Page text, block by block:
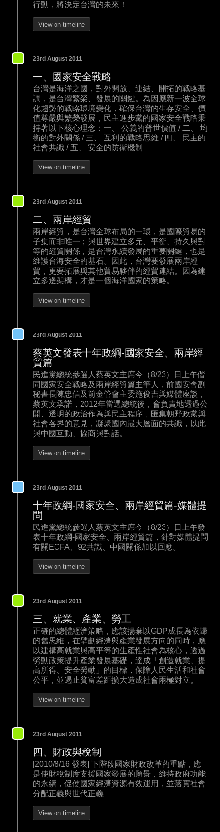
行動，將決定台灣的未來！
View on timeline
23rd August 2011
一、國家安全戰略
台灣是海洋之國，對外開放、連結、開拓的戰略基
調，是台灣繁榮、發展的關鍵。為因應新一波全球
化趨勢的戰略環境變化，確保台灣的生存安全、價
值尊嚴與繁榮發展，民主進步黨的國家安全戰略秉
持著以下核心理念：一、 公義的普世價值 / 二、 均
衡的對外關係 / 三、 互利的戰略思維 / 四、 民主的
社會共識 / 五、 安全的防衛機制
View on timeline
23rd August 2011
二、兩岸經貿
兩岸經貿，是台灣全球布局的一環，是國際貿易的
子集而非唯一；與世界建立多元、平衡、持久與對
等的經貿關係，是台灣永續發展的重要關鍵，也是
維護台海安全的基石。因此，台灣要發展兩岸經
貿，更要拓展與其他貿易夥伴的經貿連結。因為建
立多邊架構，才是一個海洋國家的策略。
View on timeline
23rd August 2011
蔡英文發表十年政綱-國家安全、兩岸經
貿篇
民進黨總統參選人蔡英文主席今（8/23）日上午偕
同國家安全戰略及兩岸經貿篇主筆人，前國安會副
秘書長陳忠信及前金管會主委施俊吉與媒體座談，
蔡英文承諾，2012年當選總統後，會負責地透過公
開、透明的政治作為與民主程序，匯集朝野政黨與
社會各界的意見，凝聚國內最大層面的共識，以此
與中國互動、協商與對話。
View on timeline
23rd August 2011
十年政綱-國家安全、兩岸經貿篇-媒體提
問
民進黨總統參選人蔡英文主席今（8/23）日上午發
表十年政綱-國家安全、兩岸經貿篇，針對媒體提問
有關ECFA、92共識、中國關係加以回應。
View on timeline
23rd August 2011
三、就業、產業、勞工
正確的總體經濟策略，應該揚棄以GDP成長為依歸
的舊思維，在擘劃經濟與產業發展方向的同時，應
以建構高就業與高平等的生產性社會為核心，透過
勞動政策提升產業發展基礎，達成「創造就業、提
高所得、安全勞動」的目標，保障人民生活和社會
公平，並遏止貧富差距擴大造成社會兩極對立。
View on timeline
23rd August 2011
四、財政與稅制
[2010/8/16 發表] 下階段國家財政改革的重點，應
是使財稅制度支援國家發展的願景，維持政府功能
的永續，促使國家經濟資源有效運用，並落實社會
分配正義與世代正義
View on timeline